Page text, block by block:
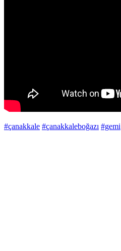
#çanakkale #çanakkaleboğazı #gemi